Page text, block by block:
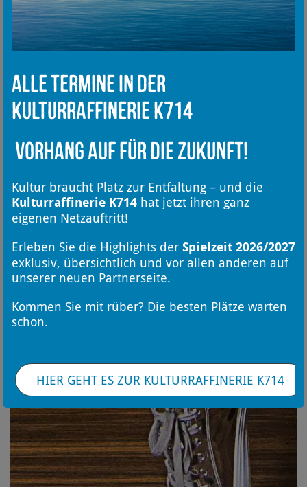
Alle Termine in der
Kulturraffinerie K714
Vorhang auf für die Zukunft!
Kultur braucht Platz zur Entfaltung – und die
Kulturraffinerie K714 hat jetzt ihren ganz
eigenen Netzauftritt!
Erleben Sie die Highlights der Spielzeit 2026/2027
exklusiv, übersichtlich und vor allen anderen auf
unserer neuen Partnerseite.
Kommen Sie mit rüber? Die besten Plätze warten
schon.
HIER GEHT ES ZUR KULTURRAFFINERIE K714